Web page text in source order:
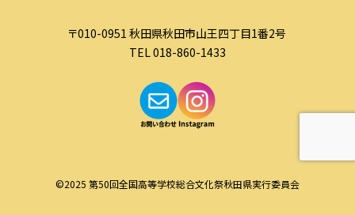
〒010-0951 秋田県秋田市山王四丁目1番2号
TEL 018-860-1433
©2025 第50回全国高等学校総合文化祭秋田県実行委員会